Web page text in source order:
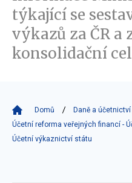
týkající se
výkazů za ČR a
konsolidační
Domů Daně a účetnictví
Účetní reforma veřejných financí -
Účetní výkaznictví státu